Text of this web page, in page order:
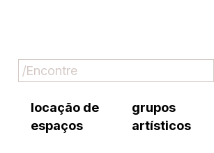
locação de
espaços
grupos
artísticos